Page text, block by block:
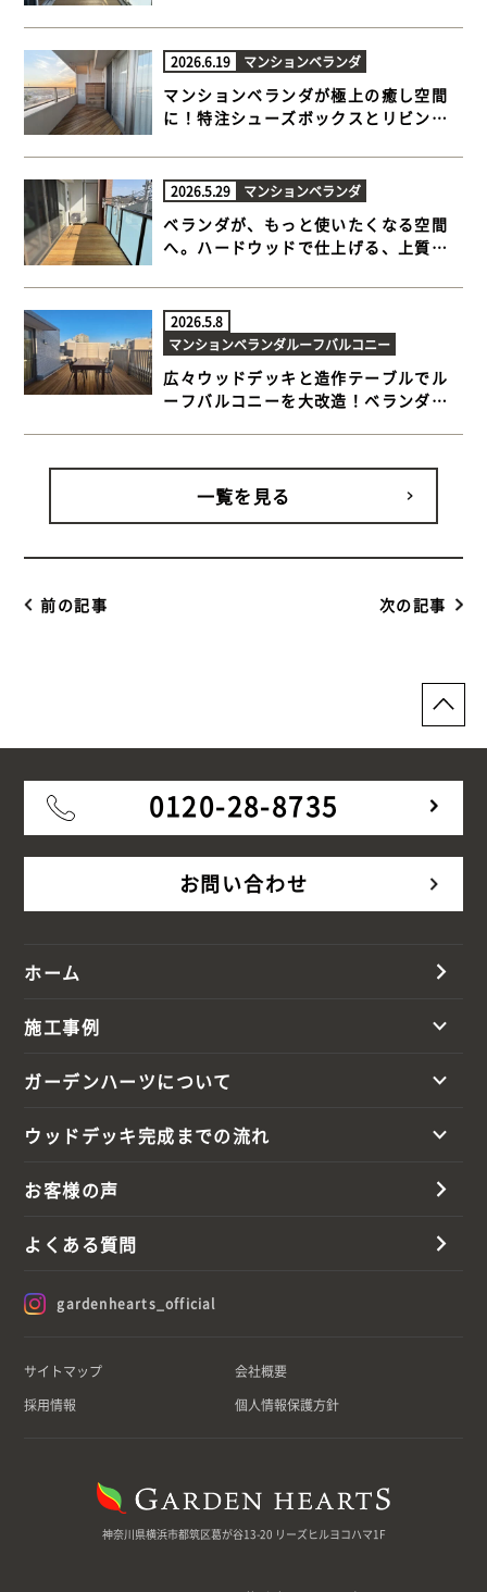
脂木デッキ】
2026.6.19 マンションベランダ
マンションベランダが極上の癒し空間
に！特注シューズボックスとリビング
ションベランダ ウッドデッキ】
2026.5.29 マンションベランダ
ベランダが、もっと使いたくなる空間
へ。ハードウッドで仕上げる、上質な
ションベランダ ウッドデッキ】
2026.5.8
マンションベランダルーフバルコニー
広々ウッドデッキと造作テーブルでル
ーフバルコニーを大改造！ベランダも
キ】
一覧を見る
前の記事 次の記事
0120-28-8735
お問い合わせ
ホーム
施工事例
ガーデンハーツについて
ウッドデッキ完成までの流れ
お客様の声
よくある質問
gardenhearts_official
サイトマップ
会社概要
採用情報
個人情報保護方針
神奈川県横浜市都筑区葛が谷13-20 リーズヒルヨコハマ1F